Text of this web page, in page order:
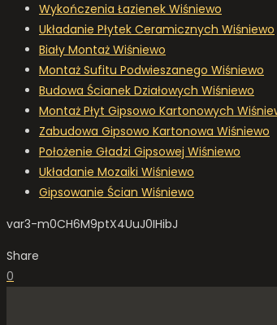
Wykończenia Łazienek Wiśniewo
Układanie Płytek Ceramicznych Wiśniewo
Biały Montaż Wiśniewo
Montaż Sufitu Podwieszanego Wiśniewo
Budowa Ścianek Działowych Wiśniewo
Montaż Płyt Gipsowo Kartonowych
Zabudowa Gipsowo Kartonowa Wiśniewo
Położenie Gładzi Gipsowej Wiśniewo
Układanie Mozaiki Wiśniewo
Gipsowanie Ścian Wiśniewo
var3-m0CH6M9ptX4UuJ0IHibJ
Share
0